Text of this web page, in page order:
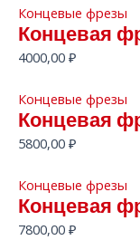
Концевые фрезы
Концевая
4000,00 ₽
Концевые фрезы
Концевая
5800,00 ₽
Концевые фрезы
Концевая
7800,00 ₽